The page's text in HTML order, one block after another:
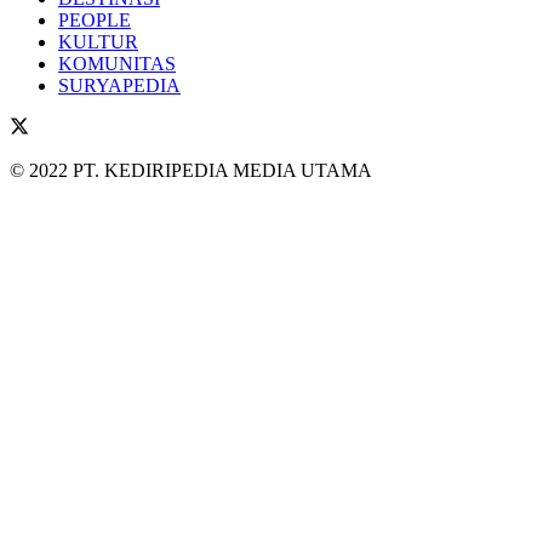
PEOPLE
KULTUR
KOMUNITAS
SURYAPEDIA
© 2022 PT. KEDIRIPEDIA MEDIA UTAMA